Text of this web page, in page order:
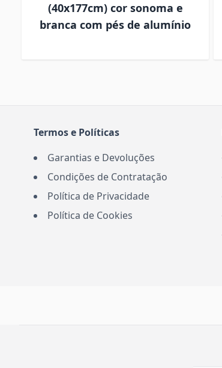
(40x177cm) cor sonoma e
branca com pés de alumínio
Termos e Políticas
Garantias e Devoluções
Condições de Contratação
Política de Privacidade
Política de Cookies